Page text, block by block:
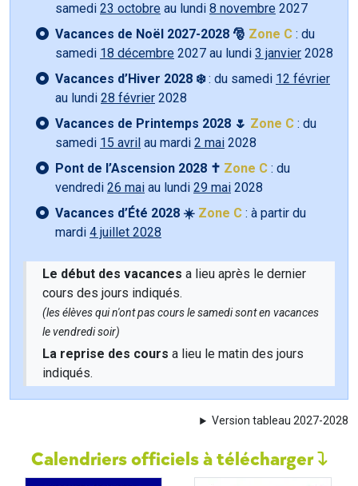
samedi 23 octobre au lundi 8 novembre 2027
Vacances de Noël 2027-2028 🎅 Zone C : du
samedi 18 décembre 2027 au lundi 3 janvier 2028
Vacances d’Hiver 2028 ❄️: du samedi 12 février
au lundi 28 février 2028
Vacances de Printemps 2028 🌷 Zone C : du
samedi 15 avril au mardi 2 mai 2028
Pont de l’Ascension 2028 ✝️ Zone C : du
vendredi 26 mai au lundi 29 mai 2028
Vacances d’Été 2028 ☀️ Zone C : à partir du
mardi 4 juillet 2028
Le début des vacances a lieu après le dernier
cours des jours indiqués.
(les élèves qui n'ont pas cours le samedi sont en vacances
le vendredi soir)
La reprise des cours a lieu le matin des jours
indiqués.
Version tableau 2027-2028
Calendriers officiels à télécharger